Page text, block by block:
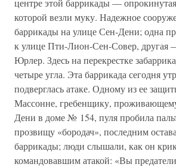
центре этой баррикады —
которой везли муку. Надежное
баррикады на улице Сен-Дени; одна
к улице Пти-Лион-Сен-Совер, другая
Юрлер. Здесь на перекрестке
четыре угла. Эта баррикада сегодня
подверглась атаке. Одному из ее
Массонне, гребенщику,
Дени в доме № 154, пуля пробила
прозвищу «бородач», последним
баррикады; люди слышали, как он
командовавшим атакой: «Вы